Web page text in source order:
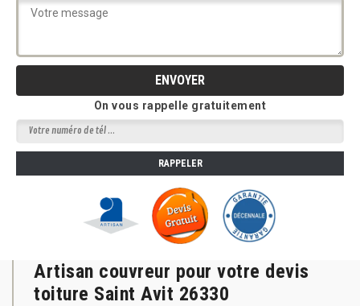
On vous rappelle gratuitement
Artisan couvreur pour votre devis
toiture Saint Avit 26330